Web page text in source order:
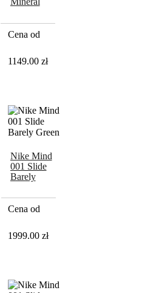
Cena od
1149.00 zł
Nike Mind
001 Slide
Barely
Cena od
1999.00 zł